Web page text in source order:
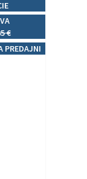
€
PREDAJNI